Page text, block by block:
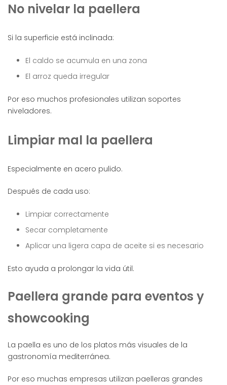
No nivelar la paellera
Si la superficie está inclinada:
El caldo se acumula en una zona
El arroz queda irregular
Por eso muchos profesionales utilizan soportes
niveladores.
Limpiar mal la paellera
Especialmente en acero pulido.
Después de cada uso:
Limpiar correctamente
Secar completamente
Aplicar una ligera capa de aceite si es necesario
Esto ayuda a prolongar la vida útil.
Paellera grande para eventos y
showcooking
La paella es uno de los platos más visuales de la
gastronomía mediterránea.
Por eso muchas empresas utilizan paelleras grandes